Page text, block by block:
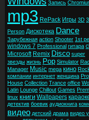
Запись
mp3 RePack Игры 3D
Person Дискотека Dance
Зарубежная action Shooter 1st
windows 7 Professional гитара
Microsoft Remix Disco super
звезды жизнь Pop Simulator
Manager Music mega кино
компании интернет женщина
House Collection Trance office
Latin Lounge Chillout Games
linux книги Wallpapers
детектив боевик аудиокнига
видео детский драма видео